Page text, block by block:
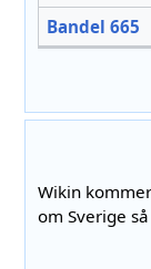
Bandel 665
Wikin
om Sverige